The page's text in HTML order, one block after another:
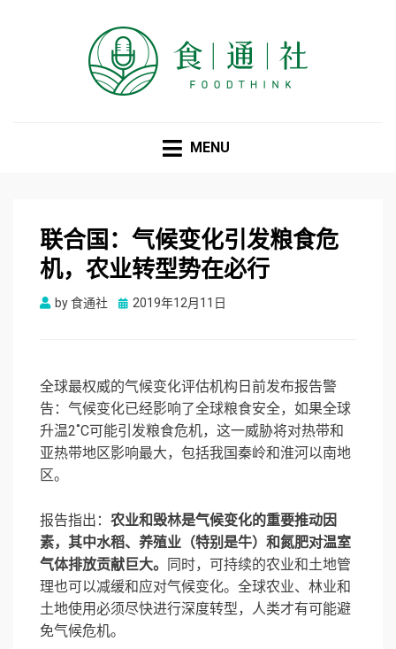
MENU
联合国：气候变化引发粮食危
机，农业转型势在必行
by食通社
Posted
2019年12月11日
全球最权威的气候变化评估机构日前发布报告警
告：气候变化已经影响了全球粮食安全，如果全球
升温2˚C可能引发粮食危机，这一威胁将对热带和
亚热带地区影响最大，包括我国秦岭和淮河以南地
区。
报告指出： 农业和毁林是气候变化的重要推动因
素，其中水稻、养殖业（特别是牛）和氮肥对温室
气体排放贡献巨大。
同时，可持续的农业和土地管
理也可以减缓和应对气候变化。全球农业、林业和
土地使用必须尽快进行深度转型，人类才有可能避
免气候危机。